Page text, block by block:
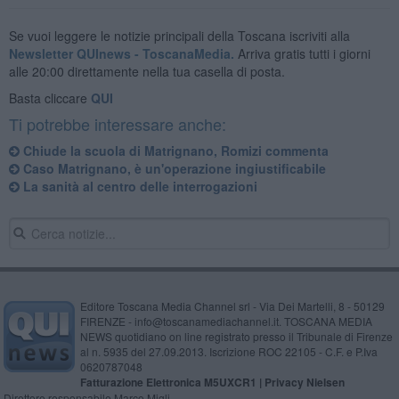
Se vuoi leggere le notizie principali della Toscana iscriviti alla
Newsletter QUInews - ToscanaMedia. Arriva gratis tutti i giorni
alle 20:00 direttamente nella tua casella di posta.
Basta cliccare QUI
Ti potrebbe interessare anche:
Chiude la scuola di Matrignano, Romizi commenta
Caso Matrignano, è un'operazione ingiustificabile
La sanità al centro delle interrogazioni
Editore Toscana Media Channel srl - Via Dei Martelli, 8 - 50129
FIRENZE - info@toscanamediachannel.it. TOSCANA MEDIA
NEWS quotidiano on line registrato presso il Tribunale di Firenze
al n. 5935 del 27.09.2013. Iscrizione ROC 22105 - C.F. e P.Iva
0620787048
Fatturazione Elettronica M5UXCR1 | Privacy Nielsen